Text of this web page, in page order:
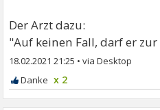
Der Arzt dazu:
"Auf keinen Fall, darf er
18.02.2021 21:25 •
x 2